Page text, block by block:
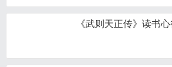
《武则天正传》读书